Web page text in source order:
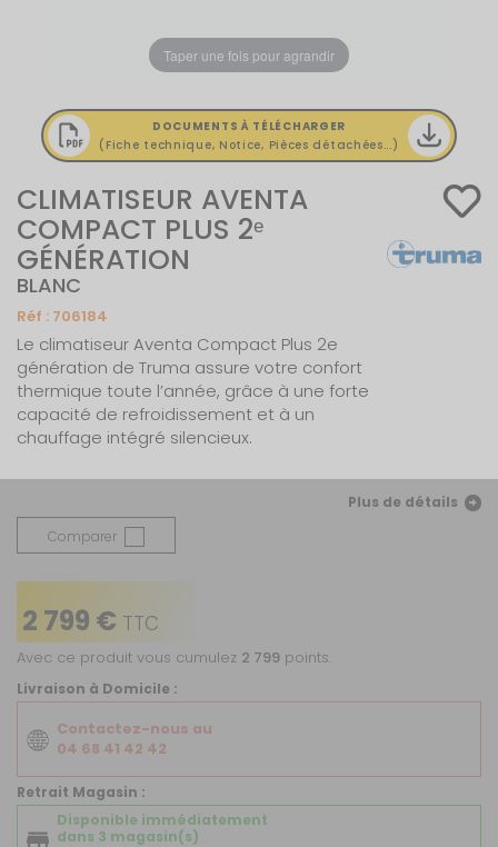
Taper une fois pour agrandir
DOCUMENTS À TÉLÉCHARGER
(Fiche technique, Notice, Pièces détachées...)
CLIMATISEUR AVENTA
COMPACT PLUS 2ᵉ
GÉNÉRATION
BLANC
Réf : 706184
Le climatiseur Aventa Compact Plus 2e
génération de Truma assure votre confort
thermique toute l’année, grâce à une forte
capacité de refroidissement et à un
chauffage intégré silencieux.
Plus de détails
Comparer
2 799 € TTC
Avec ce produit vous cumulez 2 799 points.
Livraison à Domicile :
Contactez-nous au
04 68 41 42 42
Retrait Magasin :
Disponible immédiatement
dans 3 magasin(s)